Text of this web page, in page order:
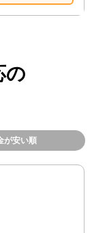
の
が安い順